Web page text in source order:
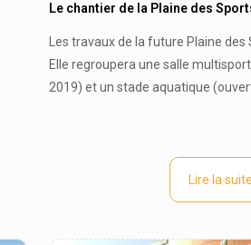
Le chantier de la Plaine des
Les travaux de la future Plaine
Elle regroupera une salle
2019) et un stade aquatique
Lire la suite